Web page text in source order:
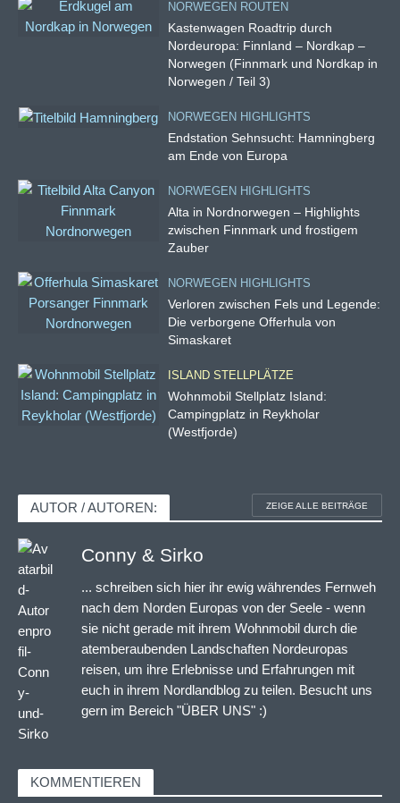
NORWEGEN ROUTEN
Kastenwagen Roadtrip durch
Nordeuropa: Finnland – Nordkap –
Norwegen (Finnmark und Nordkap in
Norwegen / Teil 3)
NORWEGEN HIGHLIGHTS
Endstation Sehnsucht: Hamningberg
am Ende von Europa
NORWEGEN HIGHLIGHTS
Alta in Nordnorwegen – Highlights
zwischen Finnmark und frostigem
Zauber
NORWEGEN HIGHLIGHTS
Verloren zwischen Fels und Legende:
Die verborgene Offerhula von
Simaskaret
ISLAND STELLPLÄTZE
Wohnmobil Stellplatz Island:
Campingplatz in Reykholar
(Westfjorde)
AUTOR / AUTOREN: ZEIGE ALLE BEITRÄGE
Conny & Sirko
... schreiben sich hier ihr ewig währendes Fernweh
nach dem Norden Europas von der Seele - wenn
sie nicht gerade mit ihrem Wohnmobil durch die
atemberaubenden Landschaften Nordeuropas
reisen, um ihre Erlebnisse und Erfahrungen mit
euch in ihrem Nordlandblog zu teilen. Besucht uns
gern im Bereich "ÜBER UNS" :)
KOMMENTIEREN